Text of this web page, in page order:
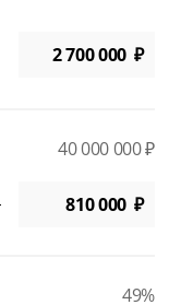
40 000 000 ₽
49%